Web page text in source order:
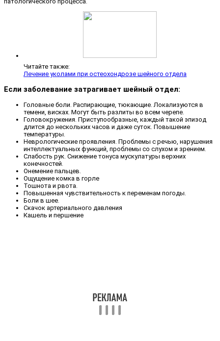
Читайте также:
Лечение уколами при остеохондрозе шейного отдела
Если заболевание затрагивает шейный отдел:
Головные боли. Распирающие, тюкающие. Локализуются в
темени, висках. Могут быть разлиты во всем черепе.
Головокружения. Приступообразные, каждый такой эпизод
длится до нескольких часов и даже суток. Повышение
температуры.
Неврологические проявления. Проблемы с речью, нарушения
интеллектуальных функций, проблемы со слухом и зрением.
Слабость рук. Снижение тонуса мускулатуры верхних
конечностей.
Онемение пальцев.
Ощущение комка в горле
Тошнота и рвота.
Повышенная чувствительность к переменам погоды.
Боли в шее.
Скачок артериального давления
Кашель и першение